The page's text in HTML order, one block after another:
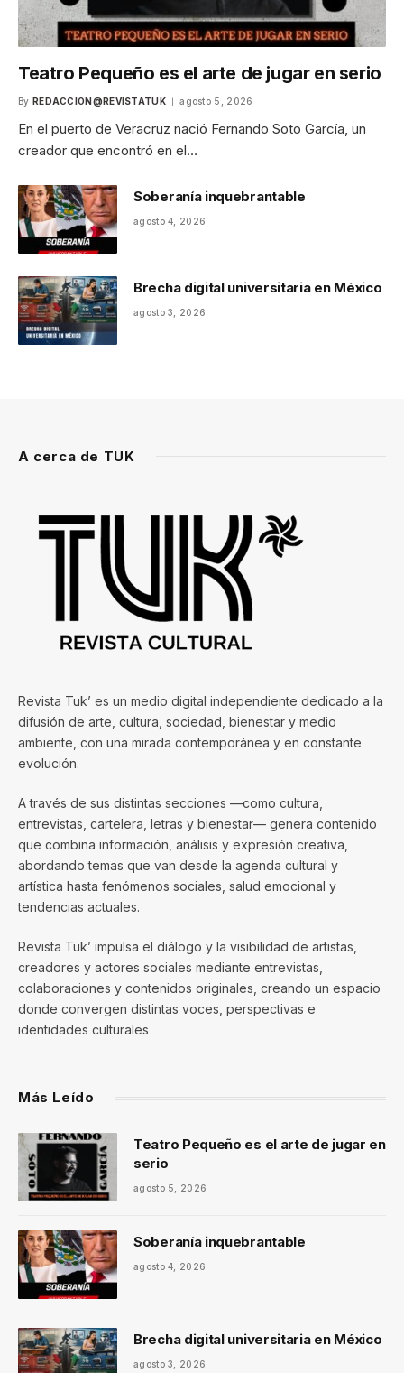
Teatro Pequeño es el arte de jugar en serio
By REDACCION@REVISTATUK agosto 5, 2026
En el puerto de Veracruz nació Fernando Soto García, un
creador que encontró en el…
Soberanía inquebrantable
agosto 4, 2026
Brecha digital universitaria en México
agosto 3, 2026
A cerca de TUK
Revista Tuk’ es un medio digital independiente dedicado a la
difusión de arte, cultura, sociedad, bienestar y medio
ambiente, con una mirada contemporánea y en constante
evolución.
A través de sus distintas secciones —como cultura,
entrevistas, cartelera, letras y bienestar— genera contenido
que combina información, análisis y expresión creativa,
abordando temas que van desde la agenda cultural y
artística hasta fenómenos sociales, salud emocional y
tendencias actuales.
Revista Tuk’ impulsa el diálogo y la visibilidad de artistas,
creadores y actores sociales mediante entrevistas,
colaboraciones y contenidos originales, creando un espacio
donde convergen distintas voces, perspectivas e
identidades culturales
Más Leído
Teatro Pequeño es el arte de jugar en
serio
agosto 5, 2026
Soberanía inquebrantable
agosto 4, 2026
Brecha digital universitaria en México
agosto 3, 2026